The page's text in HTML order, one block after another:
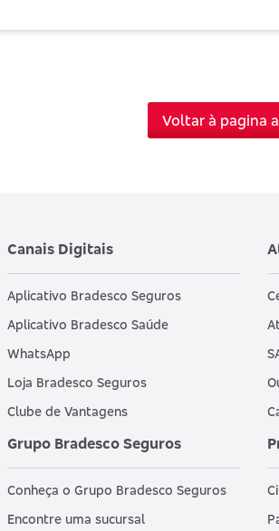
Voltar à pagina
Canais Digitais
Aplicativo Bradesco Seguros
Aplicativo Bradesco Saúde
WhatsApp
Loja Bradesco Seguros
Clube de Vantagens
Grupo Bradesco Seguros
Conheça o Grupo Bradesco Seguros
Encontre uma sucursal